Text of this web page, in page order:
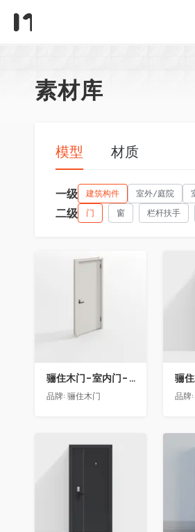
素材库
模型 材质
一级 建筑构件 室外/庭院
二级 门 窗 栏杆扶手
收藏
骊住木门-室内门-单开门-BFA-EF浅灰色
品牌: 骊住木门 品牌:
收藏